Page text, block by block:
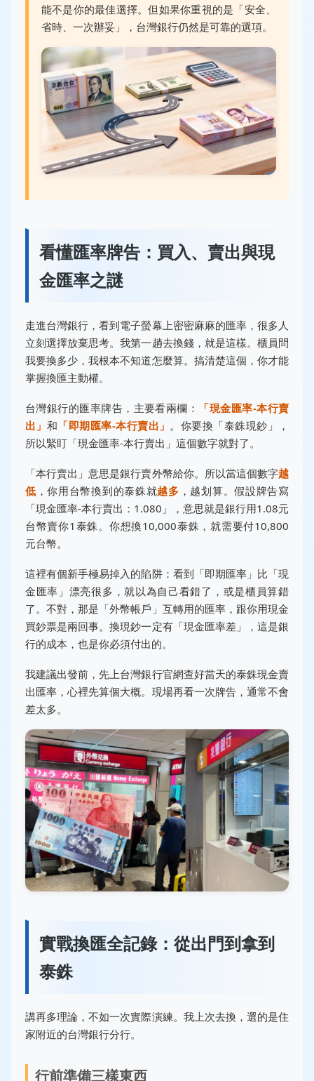
能不是你的最佳選擇。但如果你重視的是「安全、
省時、一次辦妥」，台灣銀行仍然是可靠的選項。
看懂匯率牌告：買入、賣出與現
金匯率之謎
走進台灣銀行，看到電子螢幕上密密麻麻的匯率，很多人
立刻選擇放棄思考。我第一趟去換錢，就是這樣。櫃員問
我要換多少，我根本不知道怎麼算。搞清楚這個，你才能
掌握換匯主動權。
台灣銀行的匯率牌告，主要看兩欄：
「現金匯率-本行賣
出」 和 「即期匯率-本行賣出」 。你要換「泰銖現鈔」，
所以緊盯「現金匯率-本行賣出」這個數字就對了。
「本行賣出」意思是銀行賣外幣給你。所以當這個數字越
低 ，你用台幣換到的泰銖就越多 ，越划算。假設牌告寫
「現金匯率-本行賣出：1.080」，意思就是銀行用1.08元
台幣賣你1泰銖。你想換10,000泰銖，就需要付10,800
元台幣。
這裡有個新手極易掉入的陷阱：看到「即期匯率」比「現
金匯率」漂亮很多，就以為自己看錯了，或是櫃員算錯
了。不對，那是「外幣帳戶」互轉用的匯率，跟你用現金
買鈔票是兩回事。換現鈔一定有「現金匯率差」，這是銀
行的成本，也是你必須付出的。
我建議出發前，先上台灣銀行官網查好當天的泰銖現金賣
出匯率，心裡先算個大概。現場再看一次牌告，通常不會
差太多。
實戰換匯全記錄：從出門到拿到
泰銖
講再多理論，不如一次實際演練。我上次去換，選的是住
家附近的台灣銀行分行。
行前準備三樣東西